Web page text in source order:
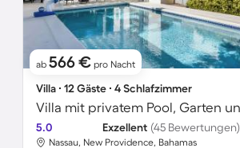
ab 566 € pro Nacht
Villa ∙ 12 Gäste ∙ 4 Schlafzimmer
5.0 Exzellent (45 Bewertungen)
Nassau, New Providence, Bahamas